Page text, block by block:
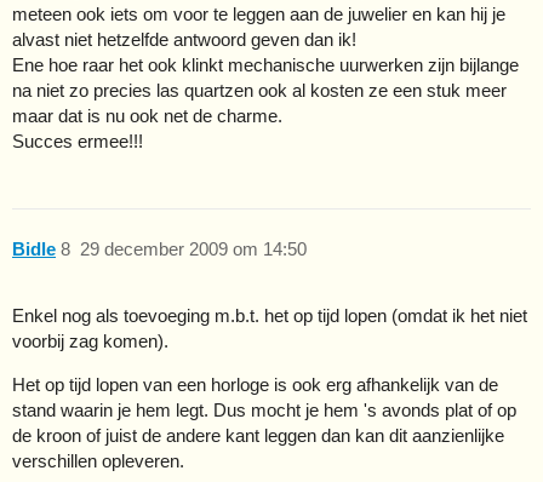
meteen ook iets om voor te leggen aan de juwelier en kan hij je
alvast niet hetzelfde antwoord geven dan ik!
Ene hoe raar het ook klinkt mechanische uurwerken zijn bijlange
na niet zo precies las quartzen ook al kosten ze een stuk meer
maar dat is nu ook net de charme.
Succes ermee!!!
Bidle 29 december 2009 om 14:50
8
Enkel nog als toevoeging m.b.t. het op tijd lopen (omdat ik het niet
voorbij zag komen).
Het op tijd lopen van een horloge is ook erg afhankelijk van de
stand waarin je hem legt. Dus mocht je hem 's avonds plat of op
de kroon of juist de andere kant leggen dan kan dit aanzienlijke
verschillen opleveren.